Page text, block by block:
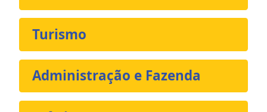
Turismo
Administração e Fazenda